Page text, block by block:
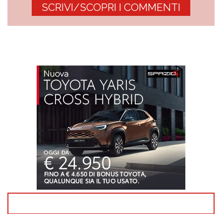
SCRIVI/SCOPRI I COMMENTI